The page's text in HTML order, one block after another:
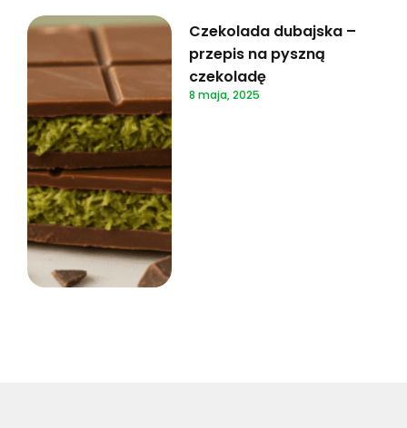
Czekolada dubajska –
przepis na pyszną
czekoladę
8 maja, 2025